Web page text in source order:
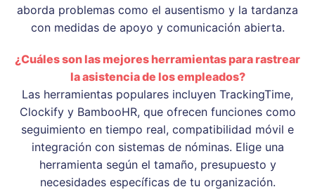
aborda problemas como el ausentismo y la tardanza
con medidas de apoyo y comunicación abierta.
¿Cuáles son las mejores herramientas para rastrear
la asistencia de los empleados?
Las herramientas populares incluyen TrackingTime,
Clockify y BambooHR, que ofrecen funciones como
seguimiento en tiempo real, compatibilidad móvil e
integración con sistemas de nóminas. Elige una
herramienta según el tamaño, presupuesto y
necesidades específicas de tu organización.